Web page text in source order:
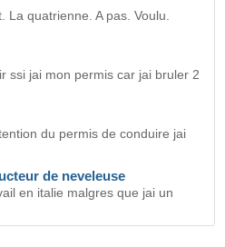
La quatrienne. A pas. Voulu.
ssi jai mon permis car jai bruler 2
du permis de conduire jai
de neveleuse
en italie malgres que jai un